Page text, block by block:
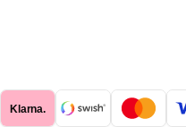
Klarna.